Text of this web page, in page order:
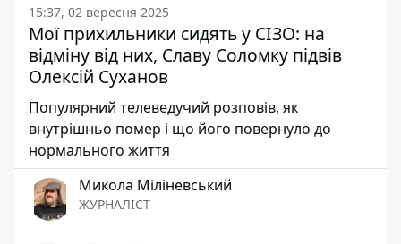
15:37, 02 вересня 2025
Мої прихильники сидять у СІЗО: на
відміну від них, Славу Соломку підвів
Олексій Суханов
Популярний телеведучий розповів, як
внутрішньо помер і що його повернуло до
нормального життя
Микола Міліневський
ЖУРНАЛІСТ